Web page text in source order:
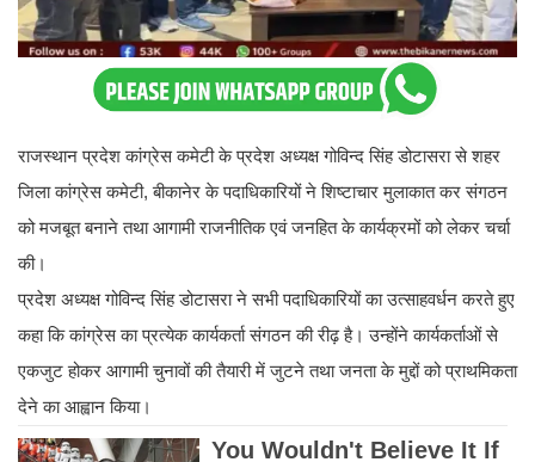
राजस्थान प्रदेश कांग्रेस कमेटी के प्रदेश अध्यक्ष गोविन्द सिंह डोटासरा से शहर
जिला कांग्रेस कमेटी, बीकानेर के पदाधिकारियों ने शिष्टाचार मुलाकात कर संगठन
को मजबूत बनाने तथा आगामी राजनीतिक एवं जनहित के कार्यक्रमों को लेकर चर्चा
की।
प्रदेश अध्यक्ष गोविन्द सिंह डोटासरा ने सभी पदाधिकारियों का उत्साहवर्धन करते हुए
कहा कि कांग्रेस का प्रत्येक कार्यकर्ता संगठन की रीढ़ है। उन्होंने कार्यकर्ताओं से
एकजुट होकर आगामी चुनावों की तैयारी में जुटने तथा जनता के मुद्दों को प्राथमिकता
देने का आह्वान किया।